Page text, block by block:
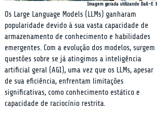
Imagem gerada utilizando Dall-E 3
Os Large Language Models (LLMs) ganharam
popularidade devido à sua vasta capacidade de
armazenamento de conhecimento e habilidades
emergentes. Com a evolução dos modelos, surgem
questões sobre se já atingimos a inteligência
artificial geral (AGI), uma vez que os LLMs, apesar
de sua eficiência, enfrentam limitações
significativas, como conhecimento estático e
capacidade de raciocínio restrita.